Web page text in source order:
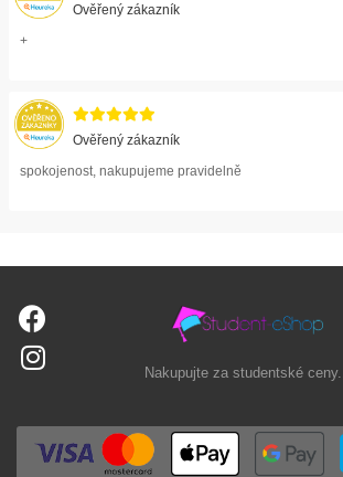
Ověřený zákazník
+
Ověřený zákazník
spokojenost, nakupujeme pravidelně
Nakupujte za studentské ceny...